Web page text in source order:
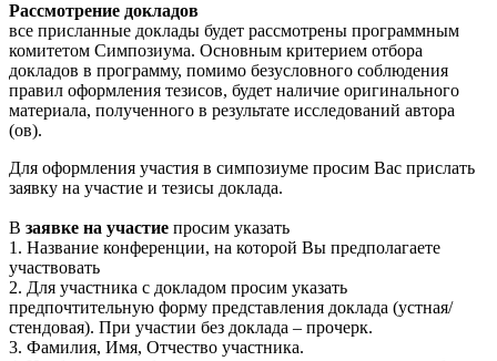
Рассмотрение докладов
все присланные доклады будет рассмотрены программным
комитетом Симпозиума. Основным критерием отбора
докладов в программу, помимо безусловного соблюдения
правил оформления тезисов, будет наличие оригинального
материала, полученного в результате исследований автора
(ов).
Для оформления участия в симпозиуме просим Вас прислать
заявку на участие и тезисы доклада.
В заявке на участие просим указать
1. Название конференции, на которой Вы предполагаете
участвовать
2. Для участника с докладом просим указать
предпочтительную форму представления доклада (устная/
стендовая). При участии без доклада – прочерк.
3. Фамилия, Имя, Отчество участника.